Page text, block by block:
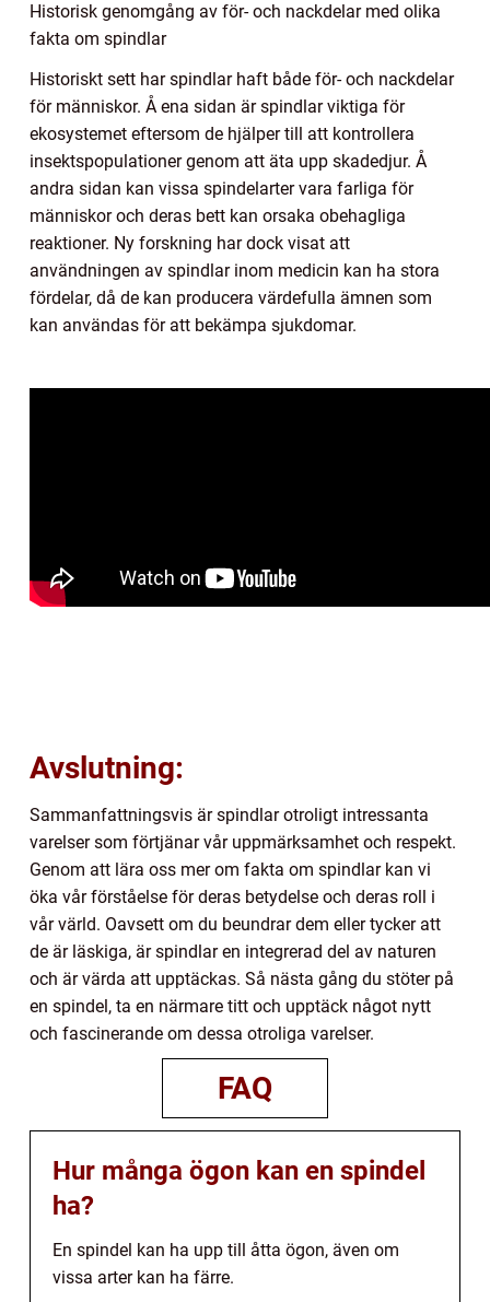
Historisk genomgång av för- och nackdelar med olika
fakta om spindlar
Historiskt sett har spindlar haft både för- och nackdelar
för människor. Å ena sidan är spindlar viktiga för
ekosystemet eftersom de hjälper till att kontrollera
insektspopulationer genom att äta upp skadedjur. Å
andra sidan kan vissa spindelarter vara farliga för
människor och deras bett kan orsaka obehagliga
reaktioner. Ny forskning har dock visat att
användningen av spindlar inom medicin kan ha stora
fördelar, då de kan producera värdefulla ämnen som
kan användas för att bekämpa sjukdomar.
Avslutning:
Sammanfattningsvis är spindlar otroligt intressanta
varelser som förtjänar vår uppmärksamhet och respekt.
Genom att lära oss mer om fakta om spindlar kan vi
öka vår förståelse för deras betydelse och deras roll i
vår värld. Oavsett om du beundrar dem eller tycker att
de är läskiga, är spindlar en integrerad del av naturen
och är värda att upptäckas. Så nästa gång du stöter på
en spindel, ta en närmare titt och upptäck något nytt
och fascinerande om dessa otroliga varelser.
FAQ
Hur många ögon kan en spindel
ha?
En spindel kan ha upp till åtta ögon, även om
vissa arter kan ha färre.